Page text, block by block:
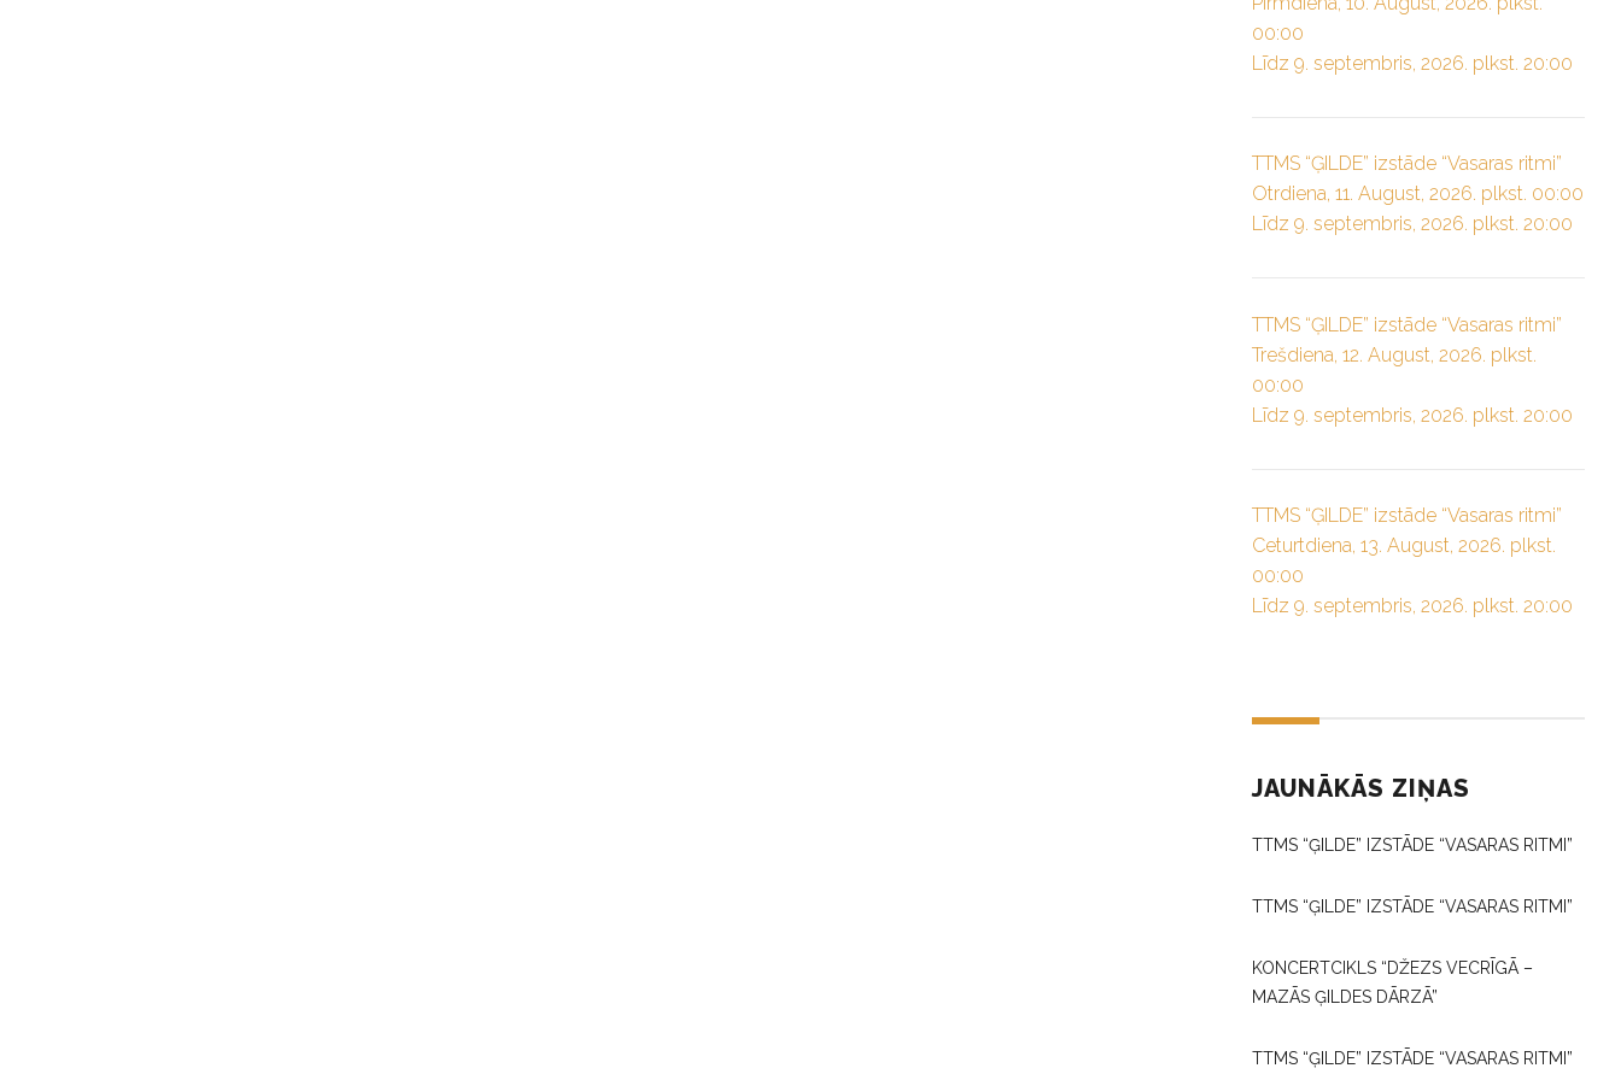
00:00
Līdz 9. septembris, 2026. plkst. 20:00
TTMS “ĢILDE” izstāde “Vasaras ritmi”
Otrdiena, 11. August, 2026. plkst. 00:00
Līdz 9. septembris, 2026. plkst. 20:00
TTMS “ĢILDE” izstāde “Vasaras ritmi”
Trešdiena, 12. August, 2026. plkst.
00:00
Līdz 9. septembris, 2026. plkst. 20:00
TTMS “ĢILDE” izstāde “Vasaras ritmi”
Ceturtdiena, 13. August, 2026. plkst.
00:00
Līdz 9. septembris, 2026. plkst. 20:00
JAUNĀKĀS ZIŅAS
TTMS “ĢILDE” IZSTĀDE “VASARAS RITMI”
TTMS “ĢILDE” IZSTĀDE “VASARAS RITMI”
KONCERTCIKLS “DŽEZS VECRĪGĀ –
MAZĀS ĢILDES DĀRZĀ”
TTMS “ĢILDE” IZSTĀDE “VASARAS RITMI”